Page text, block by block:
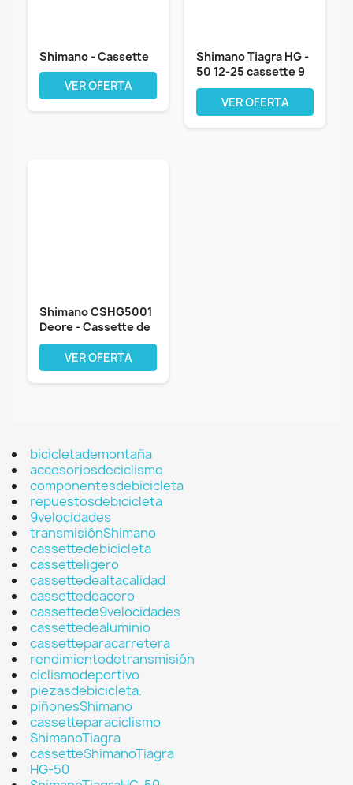
Shimano - Cassette
VER OFERTA
Shimano Tiagra HG -
50 12-25 cassette 9
vitesses
VER OFERTA
Shimano CSHG5001
Deore - Cassette de
Piñones...
VER OFERTA
bicicletademontaña
accesoriosdeciclismo
componentesdebicicleta
repuestosdebicicleta
9velocidades
transmisiónShimano
cassettedebicicleta
cassetteligero
cassettedealtacalidad
cassettedeacero
cassettede9velocidades
cassettedealuminio
cassetteparacarretera
rendimientodetransmisión
ciclismodeportivo
piezasdebicicleta.
piñonesShimano
cassetteparaciclismo
ShimanoTiagra
cassetteShimanoTiagra
HG-50